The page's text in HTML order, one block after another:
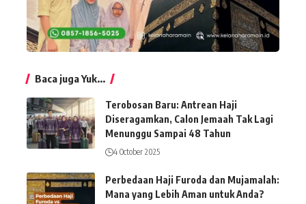
Baca juga Yuk...
Terobosan Baru: Antrean Haji
Diseragamkan, Calon Jemaah Tak Lagi
Menunggu Sampai 48 Tahun
4 October 2025
Perbedaan Haji Furoda dan Mujamalah:
Mana yang Lebih Aman untuk Anda?